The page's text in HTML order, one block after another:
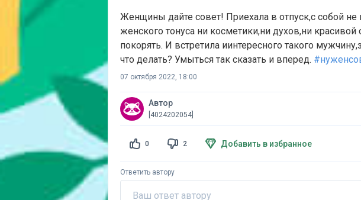
Женщины дайте совет! Приехала в отпуск,с собой не
женского тонуса ни косметики,ни духов,ни
покорять. И встретила иинтересного такого
что делать? Умыться так сказать и вперед.
07 октября 2022, 18:00
Автор
[4024202054]
0 2 Добавить в избранное
Ответить автору